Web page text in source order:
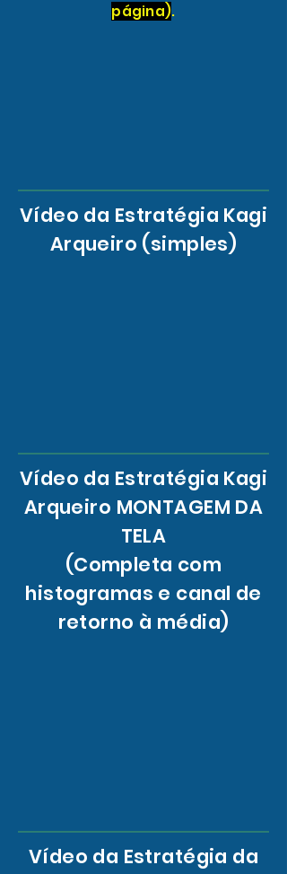
página).
Vídeo da Estratégia Kagi
Arqueiro (simples)
Vídeo da Estratégia Kagi
Arqueiro MONTAGEM DA
TELA
(Completa com
histogramas e canal de
retorno à média)
Vídeo da Estratégia da